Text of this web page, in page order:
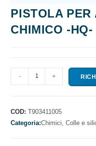
PISTOLA PER
CHIMICO -HQ-
PISTOLA
PER
CHIMICO
-
- +
COD:T903411005
Categoria:Chimici,Colle e